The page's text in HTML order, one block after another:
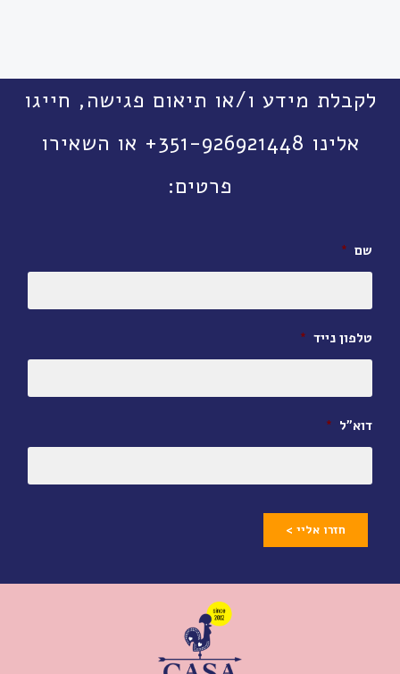
לקבלת מידע ו/או תיאום פגישה, חייגו
אלינו 351-926921448+ או השאירו
פרטים:
שם *
טלפון נייד *
דוא״ל *
חזרו אליי >